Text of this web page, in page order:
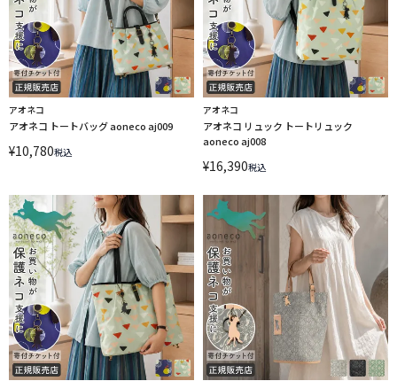
アオネコ
アオネコ トートバッグ aoneco aj009
¥10,780税込
アオネコ
アオネコ リュック トートリュック
aoneco aj008
¥16,390税込